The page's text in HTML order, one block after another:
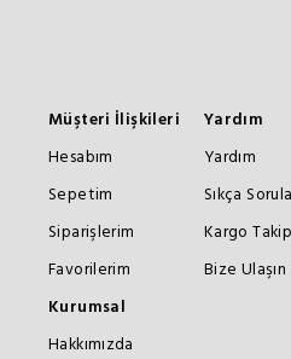
Müşteri İlişkileri
Hesabım
Sepetim
Siparişlerim
Favorilerim
Yardım
Yardım
Sıkça
Kargo Takip
Bize Ulaşın
Kurumsal
Hakkımızda